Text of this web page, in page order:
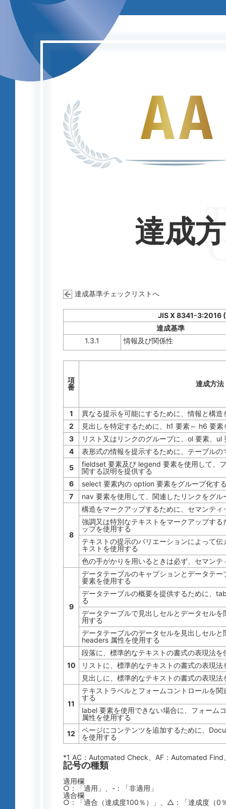
達成
達成基準チェックリストへ
JIS X 8341-3:2016
達成基準
1.3.1
情報及び関係性
項
番
達成方法
1
異なる提示を可能にするために、情報と構造
2
見出しを特定するために、h1 要素～ h6 要素
3
リスト又はリンクのグループに、ol 要素、ul
4
表形式の情報を提示するために、テーブル
5
fieldset 要素及び legend 要素を使用して、
関する説明を提供する
6
select 要素内の option 要素をグループ化す
7
nav 要素を使用して、関連したリンクをグル
8
構造をマークアップするために、セマンティ
強調又は特別なテキストをマークアップす
ップを使用する
テキストの提示のバリエーションによって
キストを使用する
色の手がかりを用いるときは必ず、セマン
9
データテーブルのキャプションとデータテ
要素を使用する
データテーブルの概要を提供するために、
る
データテーブルで見出しセルとデータセル
用する
データテーブルのデータセルを見出しセル
headers 属性を使用する
10
段落に、標準的なテキストの書式の表現法を
リストに、標準的なテキストの書式の表現法
見出しに、標準的なテキストの書式の表現法
11
テキストラベルとフォームコントロールを
する
label 要素を使用できない場合に、フォーム
属性を使用する
12
ページにコンテンツを追加するために、
を使用する
*1 AC： Automated Check 、AF： Automated Find
記号の種類
適用欄
○：「適用」、-：「非適用」
適合欄
○：「適合（達成度100％）」、△：「達成度（0